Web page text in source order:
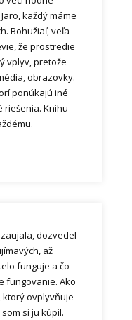
každý máme
Bohužiaľ, veľa
že prostredie
vplyv, pretože
obrazovky.
ponúkajú iné
riešenia. Knihu
dozvedel
až
funguje a čo
fungovanie. Ako
ktorý ovplyvňuje
si ju kúpil.